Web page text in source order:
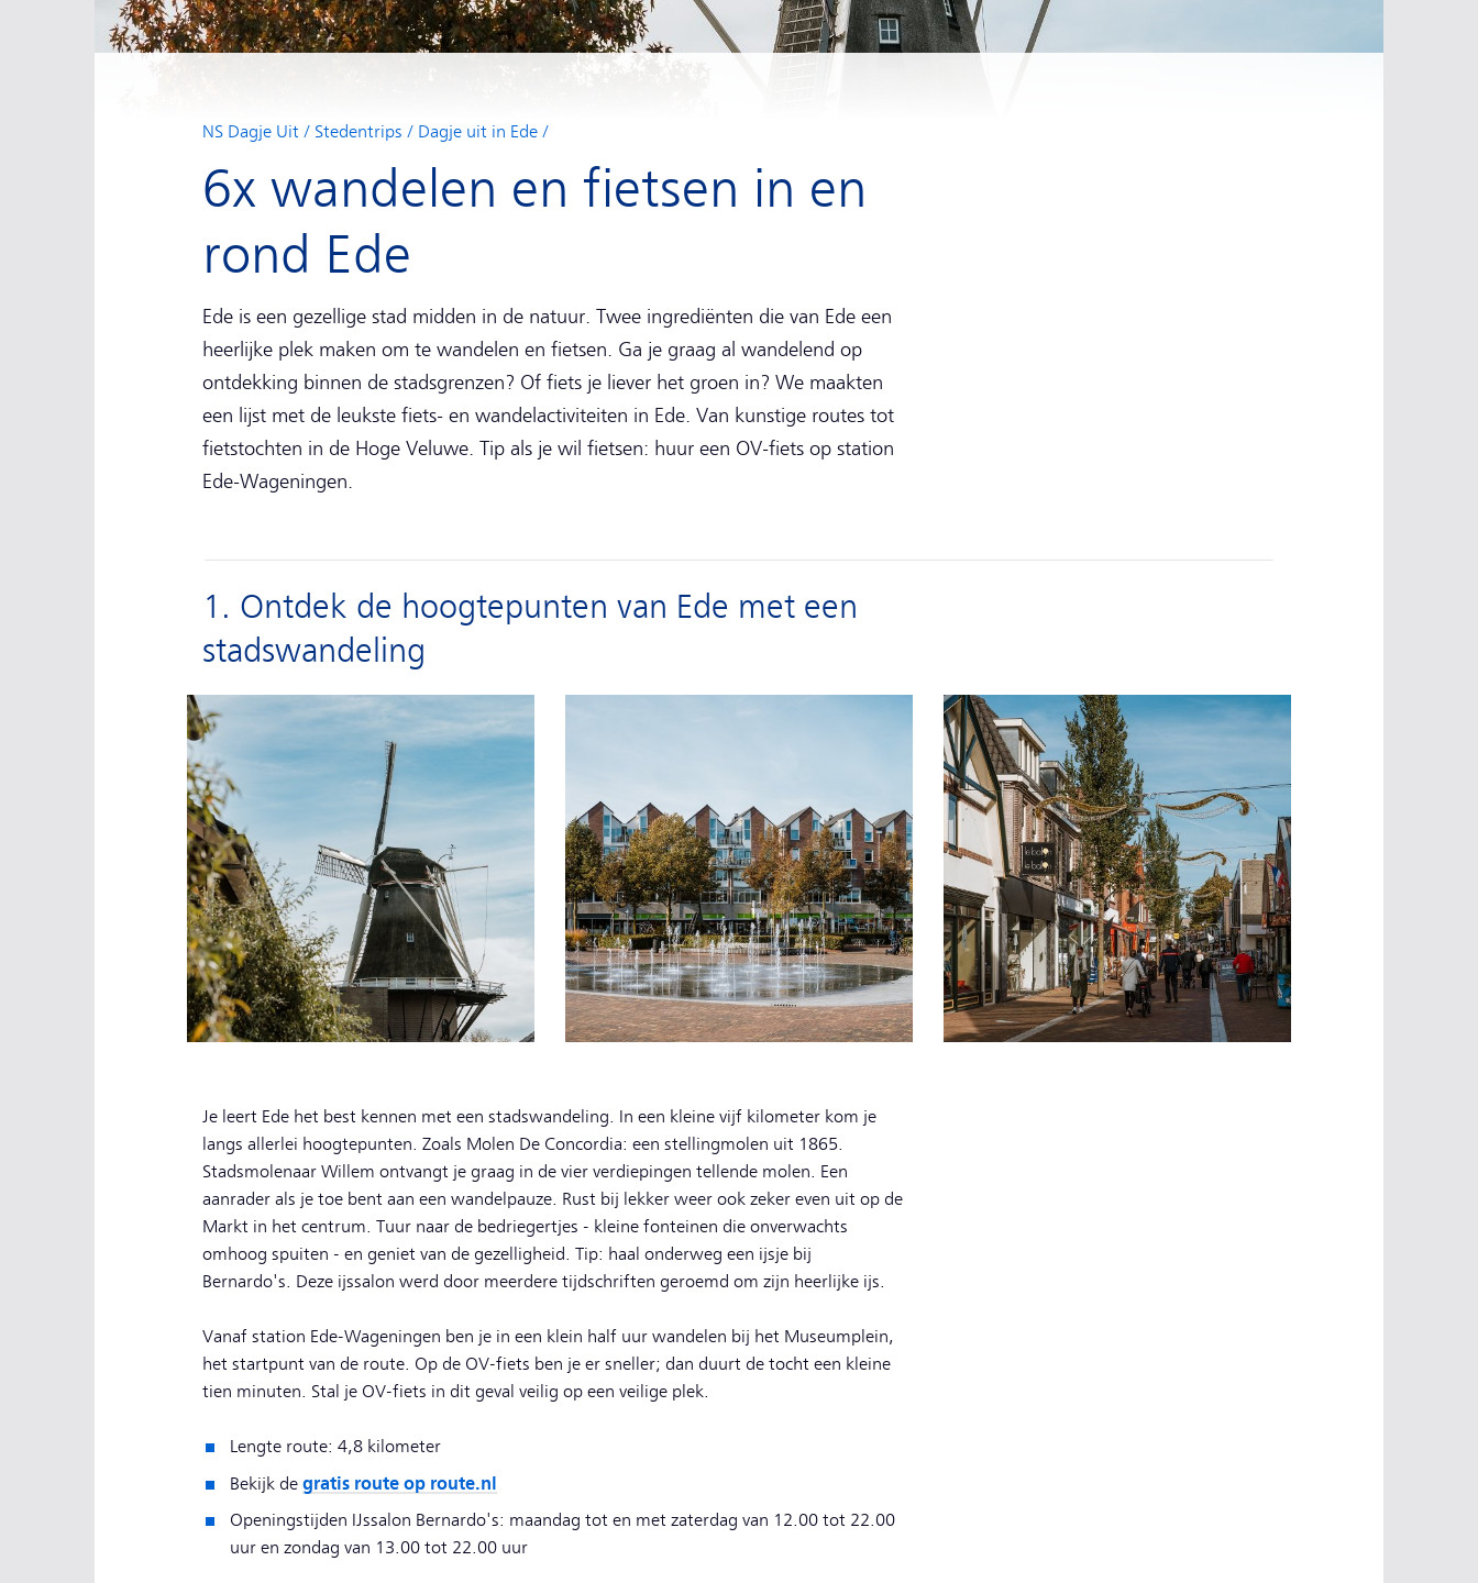
NS Dagje Uit Stedentrips Dagje uit in Ede
6x wandelen en fietsen in en
rond Ede
Ede is een gezellige stad midden in de natuur. Twee ingrediënten die van Ede een
heerlijke plek maken om te wandelen en fietsen. Ga je graag al wandelend op
ontdekking binnen de stadsgrenzen? Of fiets je liever het groen in? We maakten
een lijst met de leukste fiets- en wandelactiviteiten in Ede. Van kunstige routes tot
fietstochten in de Hoge Veluwe. Tip als je wil fietsen: huur een OV-fiets op station
Ede-Wageningen.
1. Ontdek de hoogtepunten van Ede met een
stadswandeling
Je leert Ede het best kennen met een stadswandeling. In een kleine vijf kilometer kom je
langs allerlei hoogtepunten. Zoals Molen De Concordia: een stellingmolen uit 1865.
Stadsmolenaar Willem ontvangt je graag in de vier verdiepingen tellende molen. Een
aanrader als je toe bent aan een wandelpauze. Rust bij lekker weer ook zeker even uit op de
Markt in het centrum. Tuur naar de bedriegertjes - kleine fonteinen die onverwachts
omhoog spuiten - en geniet van de gezelligheid. Tip: haal onderweg een ijsje bij
Bernardo's. Deze ijssalon werd door meerdere tijdschriften geroemd om zijn heerlijke ijs.
Vanaf station Ede-Wageningen ben je in een klein half uur wandelen bij het Museumplein,
het startpunt van de route. Op de OV-fiets ben je er sneller; dan duurt de tocht een kleine
tien minuten. Stal je OV-fiets in dit geval veilig op een veilige plek.
Lengte route: 4,8 kilometer
Bekijk de gratis route op route.nl
Openingstijden IJssalon Bernardo's: maandag tot en met zaterdag van 12.00 tot 22.00
uur en zondag van 13.00 tot 22.00 uur